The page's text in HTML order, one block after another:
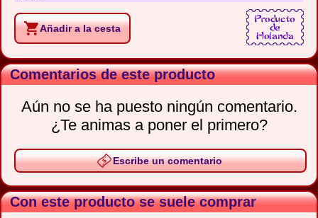
Añadir a la cesta
Comentarios de este producto
Aún no se ha puesto ningún comentario.
¿Te animas a poner el primero?
Escribe un comentario
Con este producto se suele comprar